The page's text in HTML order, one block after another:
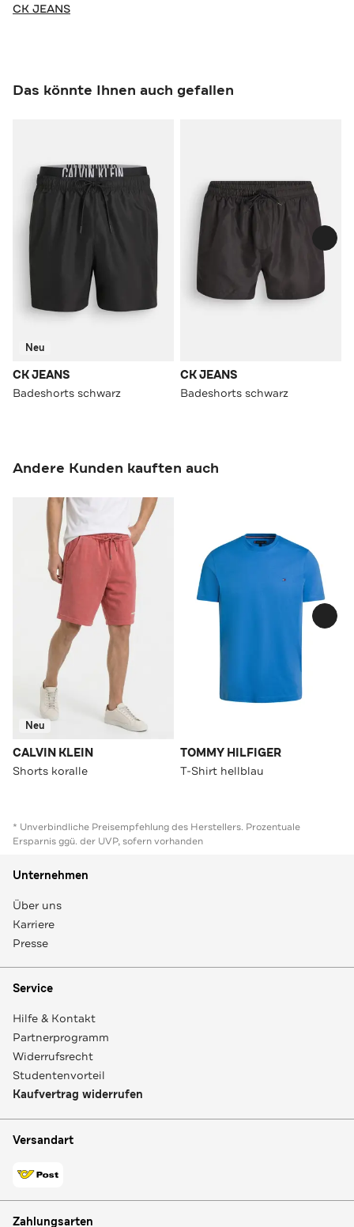
CK JEANS
Das könnte Ihnen auch gefallen
Neu
CK JEANS
Badeshorts schwarz
CK JEANS
Badeshorts schwarz
Andere Kunden kauften auch
Neu
CALVIN KLEIN
Shorts koralle
TOMMY HILFIGER
T-Shirt hellblau
* Unverbindliche Preisempfehlung des Herstellers. Prozentuale
Ersparnis ggü. der UVP, sofern vorhanden
Unternehmen
Über uns
Karriere
Presse
Service
Hilfe & Kontakt
Partnerprogramm
Widerrufsrecht
Studentenvorteil
Kaufvertrag widerrufen
Versandart
Zahlungsarten